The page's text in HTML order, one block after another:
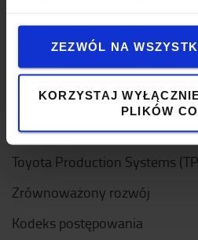
ZEZWÓL NA
KORZYSTAJ
PLIKÓW
Projektowanie
Logistic Solution Center
Nasze wartości
Toyota Production Systems
Zrównoważony rozwój
Kodeks postępowania